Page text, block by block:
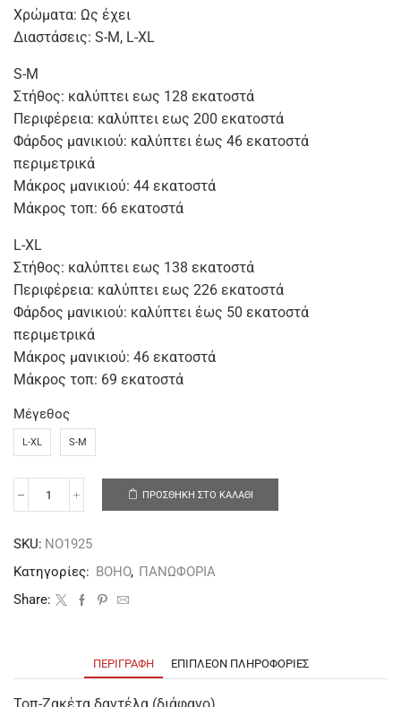
Χρώματα: Ως έχει
Διαστάσεις: S-M, L-XL
S-M
Στήθος: καλύπτει εως 128 εκατοστά
Περιφέρεια: καλύπτει εως 200 εκατοστά
Φάρδος μανικιού: καλύπτει έως 46 εκατοστά
περιμετρικά
Μάκρος μανικιού: 44 εκατοστά
Μάκρος τοπ: 66 εκατοστά
L-XL
Στήθος: καλύπτει εως 138 εκατοστά
Περιφέρεια: καλύπτει εως 226 εκατοστά
Φάρδος μανικιού: καλύπτει έως 50 εκατοστά
περιμετρικά
Μάκρος μανικιού: 46 εκατοστά
Μάκρος τοπ: 69 εκατοστά
Μέγεθος
L-XL S-M
ΠΡΟΣΘΉΚΗ ΣΤΟ ΚΑΛΆΘΙ
SKU: NO1925
Κατηγορίες: BOHO, ΠΑΝΩΦΟΡΙΑ
Share:
ΠΕΡΙΓΡΑΦΉ ΕΠΙΠΛΈΟΝ ΠΛΗΡΟΦΟΡΊΕΣ